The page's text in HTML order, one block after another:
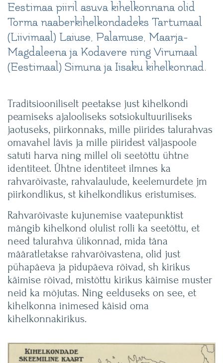
Eestimaa piiril asuva kihelkonnana olid
Torma naaberkihelkondadeks Tartumaal
(Liivimaal) Laiuse, Palamuse, Maarja-
Magdaleena ja Kodavere ning Virumaal
(Eestimaal) Simuna ja Iisaku kihelkonnad.
Traditsiooniliselt peetakse just kihelkondi
peamiseks ajalooliseks sotsiokultuuriliseks
jaotuseks, piirkonnaks, mille piirides talurahvas
omavahel lävis ja mille piiridest väljaspoole
satuti harva ning millel oli seetõttu ühtne
identiteet. Ühtne identiteet ilmnes ka
rahvarõivaste, rahvalaulude, keelemurdete jm
piirkondlikus, st kihelkondlikus eristumises.
Rahvarõivaste kujunemise vaatepunktist
mängib kihelkond olulist rolli ka seetõttu, et
need talurahva ülikonnad, mida täna
määratletakse rahvarõivastena, olid just
pühapäeva ja pidupäeva rõivad, sh kirikus
käimise rõivad, mistõttu kirikus käimise muster
neid ka mõjutas. Ning eelduseks on see, et
kihelkonna inimesed käisid oma
kihelkonnakirikus.